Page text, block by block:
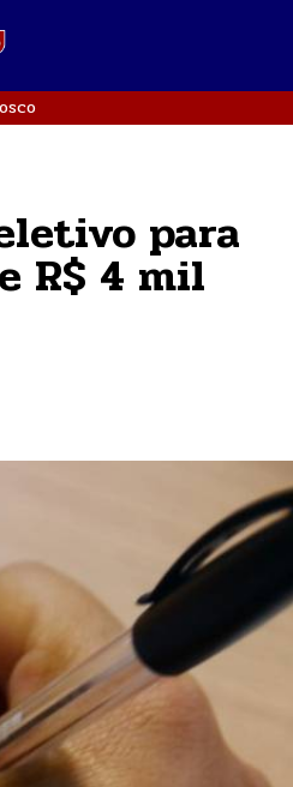
para
R$ 4 mil